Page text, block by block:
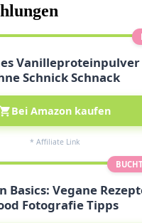
Vanilleproteinpulver
Schnick Schnack
Bei Amazon kaufen
* Affiliate Link
Basics: Vegane
Fotografie Tipps